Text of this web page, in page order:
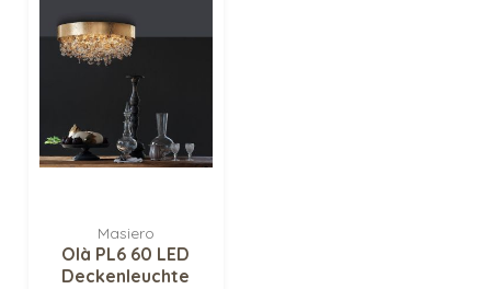
Masiero
Olà PL6 60 LED
Deckenleuchte